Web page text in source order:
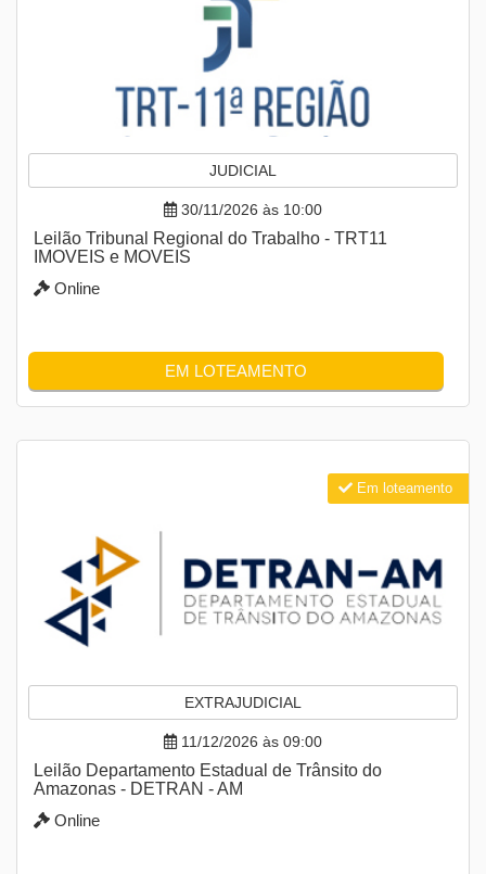
JUDICIAL
30/11/2026 às 10:00
Leilão Tribunal Regional do Trabalho - TRT11
IMOVEIS e MOVEIS
Online
EM LOTEAMENTO
EXTRAJUDICIAL
11/12/2026 às 09:00
Leilão Departamento Estadual de Trânsito do
Amazonas - DETRAN - AM
Online
Em loteamento